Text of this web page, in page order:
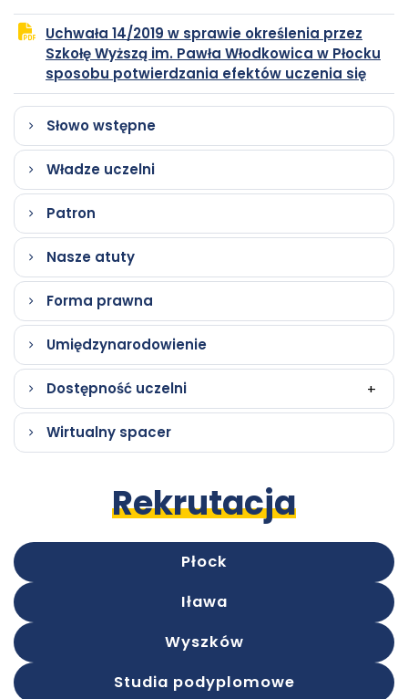
Uchwała 14/2019 w sprawie określenia przez
Szkołę Wyższą im. Pawła Włodkowica w Płocku
sposobu potwierdzania efektów uczenia sięplik
PDF
się
w
Słowo wstępne
Władze uczelni
Patron
Nasze atuty
Forma prawna
Umiędzynarodowienie
Dostępność uczelni +
Wirtualny spacer
Rekrutacja
Płock
Iława
Wyszków
Studia podyplomowe